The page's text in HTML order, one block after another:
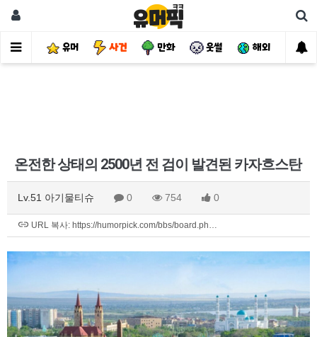
유머 사건 만화 웃썰 해외 핫
온전한 상태의 2500년 전 검이 발견된 카자흐스탄
Lv.51 아기물티슈 0 754 0
URL 복사: https://humorpick.com/bbs/board.ph…